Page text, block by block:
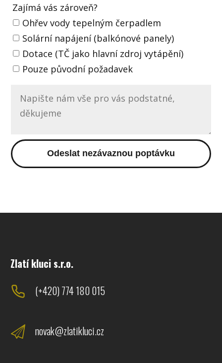
Zajímá vás zároveň?
Ohřev vody tepelným čerpadlem
Solární napájení (balkónové panely)
Dotace (TČ jako hlavní zdroj vytápění)
Pouze původní požadavek
Odeslat nezávaznou poptávku
Zlatí kluci s.r.o.
(+420) 774 180 015
novak@zlatikluci.cz